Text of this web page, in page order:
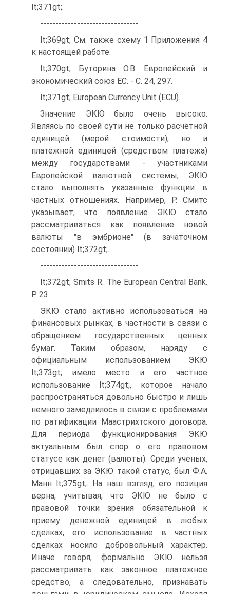
lt;371gt;.
--------------------------------
lt;369gt; См. также схему 1 Приложения 4
к настоящей работе.
lt;370gt; Буторина О.В. Европейский и
экономический союз ЕС. - С. 24, 297.
lt;371gt; European Currency Unit (ECU).
Значение ЭКЮ было очень высоко.
Являясь по своей сути не только расчетной
единицей (мерой стоимости), но и
платежной единицей (средством платежа)
между государствами - участниками
Европейской валютной системы, ЭКЮ
стало выполнять указанные функции в
частных отношениях. Например, Р. Смитс
указывает, что появление ЭКЮ стало
рассматриваться как появление новой
валюты "в эмбрионе" (в зачаточном
состоянии) lt;372gt;.
--------------------------------
lt;372gt; Smits R. The European Central Bank.
P. 23.
ЭКЮ стало активно использоваться на
финансовых рынках, в частности в связи с
обращением государственных ценных
бумаг. Таким образом, наряду с
официальным использованием ЭКЮ
lt;373gt; имело место и его частное
использование lt;374gt;, которое начало
распространяться довольно быстро и лишь
немного замедлилось в связи с проблемами
по ратификации Маастрихтского договора.
Для периода функционирования ЭКЮ
актуальным был спор о его правовом
статусе как денег (валюты). Среди ученых,
отрицавших за ЭКЮ такой статус, был Ф.А.
Манн lt;375gt;. На наш взгляд, его позиция
верна, учитывая, что ЭКЮ не было с
правовой точки зрения обязательной к
приему денежной единицей в любых
сделках, его использование в частных
сделках носило добровольный характер.
Иначе говоря, формально ЭКЮ нельзя
рассматривать как законное платежное
средство, а следовательно, признавать